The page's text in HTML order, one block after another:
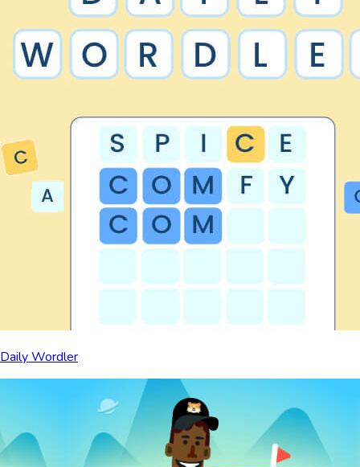
Daily Wordler